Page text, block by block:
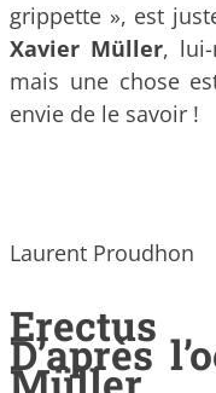
grippette », est
Xavier Müller, lui-
mais une chose
envie de le savoir !
Laurent Proudhon
Erectus
D’après